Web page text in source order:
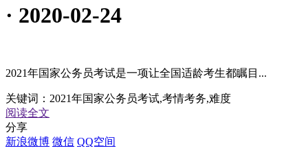
· 2020-02-24
2021年国家公务员考试是一项让全国适龄考生都瞩目...
关键词： 2021年国家公务员考试,考情考务,难度
阅读全文
分享
新浪微博 微信 QQ空间